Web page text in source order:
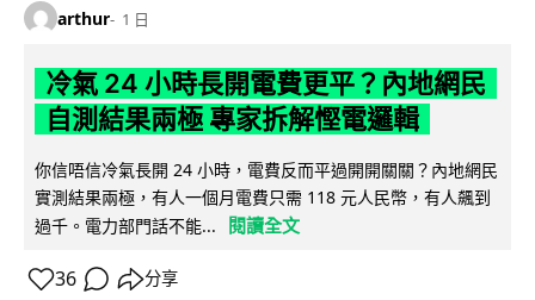
arthur 1 日
冷氣 24 小時長開電費更平？內地網民
自測結果兩極 專家拆解慳電邏輯
你信唔信冷氣長開 24 小時，電費反而平過開開關關？內地網民
實測結果兩極，有人一個月電費只需 118 元人民幣，有人飆到
過千。電力部門話不能...
閱讀全文
36 分享